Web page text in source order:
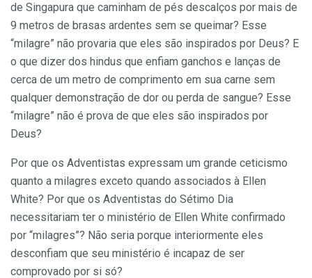
de Singapura que caminham de pés descalços por mais de
9 metros de brasas ardentes sem se queimar? Esse
“milagre” não provaria que eles são inspirados por Deus? E
o que dizer dos hindus que enfiam ganchos e lanças de
cerca de um metro de comprimento em sua carne sem
qualquer demonstração de dor ou perda de sangue? Esse
“milagre” não é prova de que eles são inspirados por
Deus?
Por que os Adventistas expressam um grande ceticismo
quanto a milagres exceto quando associados à Ellen
White? Por que os Adventistas do Sétimo Dia
necessitariam ter o ministério de Ellen White confirmado
por “milagres”? Não seria porque interiormente eles
desconfiam que seu ministério é incapaz de ser
comprovado por si só?